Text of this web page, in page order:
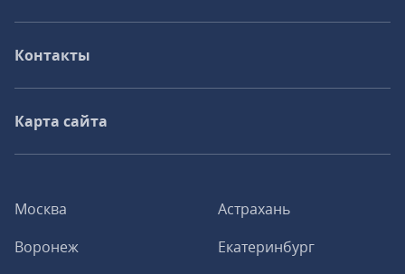
Москва
Астрахань
Воронеж
Екатеринбург
Контакты
Карта сайта